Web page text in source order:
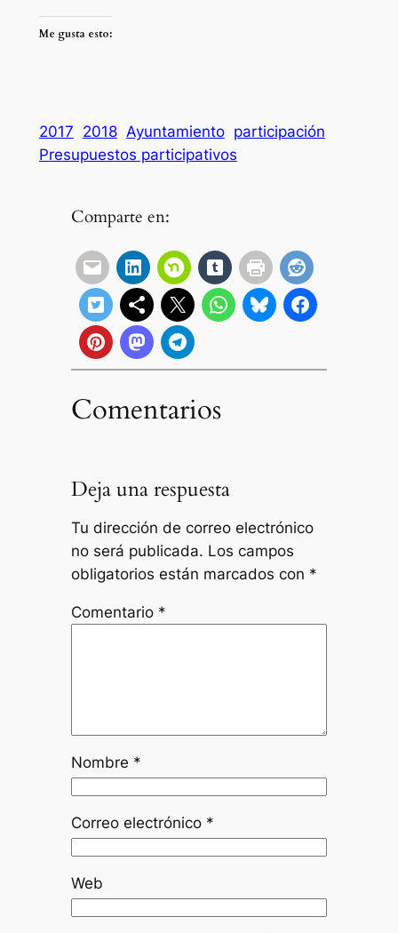
Me gusta esto:
2017 2018 Ayuntamiento participación
Presupuestos participativos
Comparte en:
Comentarios
Deja una respuesta
Tu dirección de correo electrónico
no será publicada. Los campos
obligatorios están marcados con *
Comentario *
Nombre *
Correo electrónico *
Web